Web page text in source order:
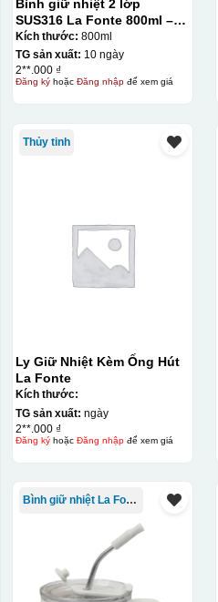
Bình giữ nhiệt 2 lớp
SUS316 La Fonte 800ml –
012720
Kích thước: 800ml
TG sản xuất: 10 ngày
2**.000 ₫
Đăng kýhoặc Đăng nhậpđể xem giá
Thủy tinh
Ly Giữ Nhiệt Kèm Ống Hút
La Fonte
Kích thước:
TG sản xuất: ngày
2**.000 ₫
Đăng kýhoặc Đăng nhậpđể xem giá
Bình giữ nhiệt La Fonte